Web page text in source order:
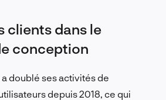
clients dans le
conception
doublé ses activités de
depuis 2018, ce qui